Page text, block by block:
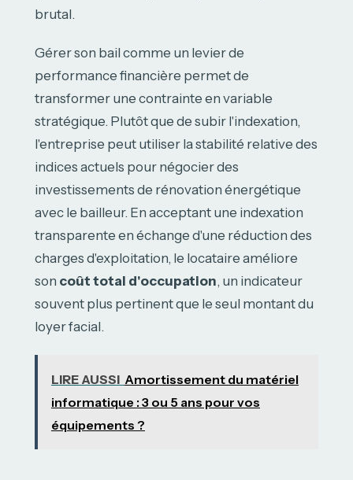
brutal.
Gérer son bail comme un levier de
performance financière permet de
transformer une contrainte en variable
stratégique. Plutôt que de subir l'indexation,
l'entreprise peut utiliser la stabilité relative des
indices actuels pour négocier des
investissements de rénovation énergétique
avec le bailleur. En acceptant une indexation
transparente en échange d'une réduction des
charges d'exploitation, le locataire améliore
son coût total d'occupation, un indicateur
souvent plus pertinent que le seul montant du
loyer facial.
LIRE AUSSI Amortissement du matériel
informatique : 3 ou 5 ans pour vos
équipements ?